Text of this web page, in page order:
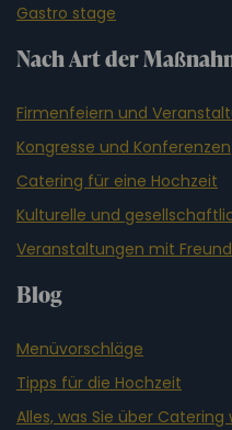
Gastro stage
Nach Art der
Firmenfeiern und
Kongresse und Konferenzen
Catering für eine Hochzeit
Kulturelle und
Veranstaltungen mit
Blog
Menüvorschläge
Tipps für die Hochzeit
Alles, was Sie über Catering